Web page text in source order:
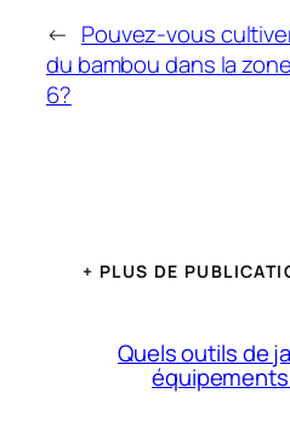
← Pouvez-vous
du bambou dans la zone
6?
+ PLUS DE
Quels outils de